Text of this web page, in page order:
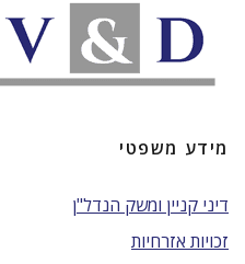
מידע משפטי
דיני קניין ומשק הנדל"ן
זכויות אזרחיות